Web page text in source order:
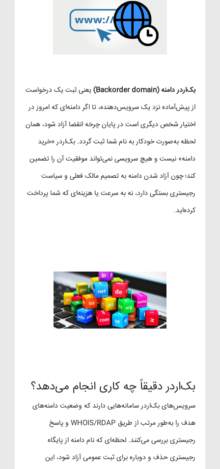
بک‌اردر دامنه (Backorder domain)
یعنی ثبت یک درخواست
از پیش‌آماده نزد یک سرویس‌دهنده، تا اگر دامنه‌ای که امروز در
اختیار شخص دیگری است در پایان چرخه انقضا آزاد شود، همان
لحظه به‌صورت خودکار به نام شما ثبت گردد. بک‌اردر «خرید
دامنه» نیست و هیچ سرویسی نمی‌تواند موفقیت آن را تضمین
کند؛ چون آزاد شدن دامنه به تصمیم مالک فعلی و سیاست
رجیستری بستگی دارد، نه به سرعت یا هزینه‌ای که شما پرداخت
کرده‌اید.
بک‌اردر دقیقاً چه کاری انجام می‌دهد؟
سرویس‌های بک‌اردر سامانه‌هایی دارند که وضعیت دامنه‌های
هدف را به‌طور مرتب از طریق WHOIS/RDAP و پاسخ
رجیستری بررسی می‌کنند. لحظه‌ای که نام دامنه از پایگاه
رجیستری حذف و دوباره برای ثبت عمومی آزاد شود، این